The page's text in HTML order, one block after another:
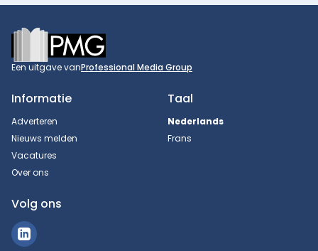
Footer
Een uitgave vanProfessional Media Group
Informatie
Adverteren
Nieuws melden
Vacatures
Over ons
Taal
Nederlands
Frans
Volg ons